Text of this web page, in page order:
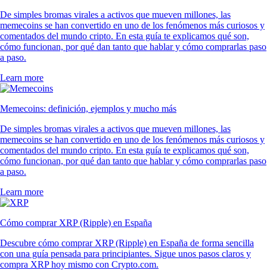
De simples bromas virales a activos que mueven millones, las
memecoins se han convertido en uno de los fenómenos más curiosos y
comentados del mundo cripto. En esta guía te explicamos qué son,
cómo funcionan, por qué dan tanto que hablar y cómo comprarlas paso
a paso.
Learn more
Memecoins: definición, ejemplos y mucho más
De simples bromas virales a activos que mueven millones, las
memecoins se han convertido en uno de los fenómenos más curiosos y
comentados del mundo cripto. En esta guía te explicamos qué son,
cómo funcionan, por qué dan tanto que hablar y cómo comprarlas paso
a paso.
Learn more
Cómo comprar XRP (Ripple) en España
Descubre cómo comprar XRP (Ripple) en España de forma sencilla
con una guía pensada para principiantes. Sigue unos pasos claros y
compra XRP hoy mismo con Crypto.com.